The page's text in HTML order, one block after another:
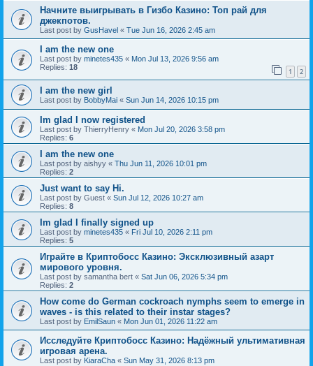
Начните выигрывать в Гизбо Казино: Топ рай для
джекпотов.
Last post by GusHavel « Tue Jun 16, 2026 2:45 am
I am the new one
Last post by minetes435 « Mon Jul 13, 2026 9:56 am
Replies: 18 1 2
I am the new girl
Last post by BobbyMai « Sun Jun 14, 2026 10:15 pm
Im glad I now registered
Last post by ThierryHenry « Mon Jul 20, 2026 3:58 pm
Replies: 6
I am the new one
Last post by aishyy « Thu Jun 11, 2026 10:01 pm
Replies: 2
Just want to say Hi.
Last post by Guest « Sun Jul 12, 2026 10:27 am
Replies: 8
Im glad I finally signed up
Last post by minetes435 « Fri Jul 10, 2026 2:11 pm
Replies: 5
Играйте в Криптобосс Казино: Эксклюзивный азарт
мирового уровня.
Last post by samantha bert « Sat Jun 06, 2026 5:34 pm
Replies: 2
How come do German cockroach nymphs seem to emerge in
waves - is this related to their instar stages?
Last post by EmilSaun « Mon Jun 01, 2026 11:22 am
Исследуйте Криптобосс Казино: Надёжный ультимативная
игровая арена.
Last post by KiaraCha « Sun May 31, 2026 8:13 pm